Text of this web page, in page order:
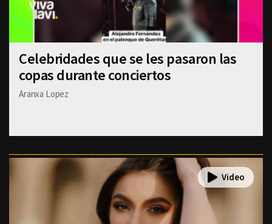
Celebridades que se les pasaron las
copas durante conciertos
Aranxa Lopez